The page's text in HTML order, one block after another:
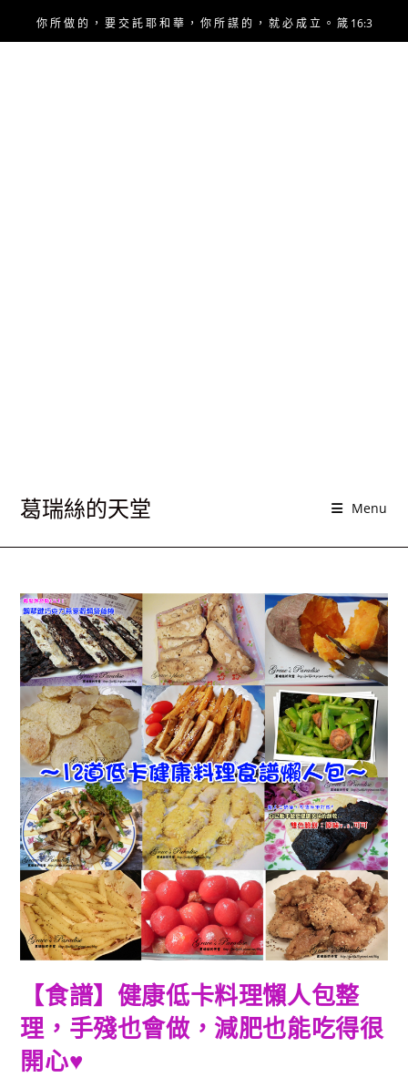
你 所 做 的 ， 要 交 託 耶 和 華 ， 你 所 謀 的 ， 就 必 成 立 。 箴 16:3
葛瑞絲的天堂 Menu
【食譜】健康低卡料理懶人包整
理，手殘也會做，減肥也能吃得很
開心♥